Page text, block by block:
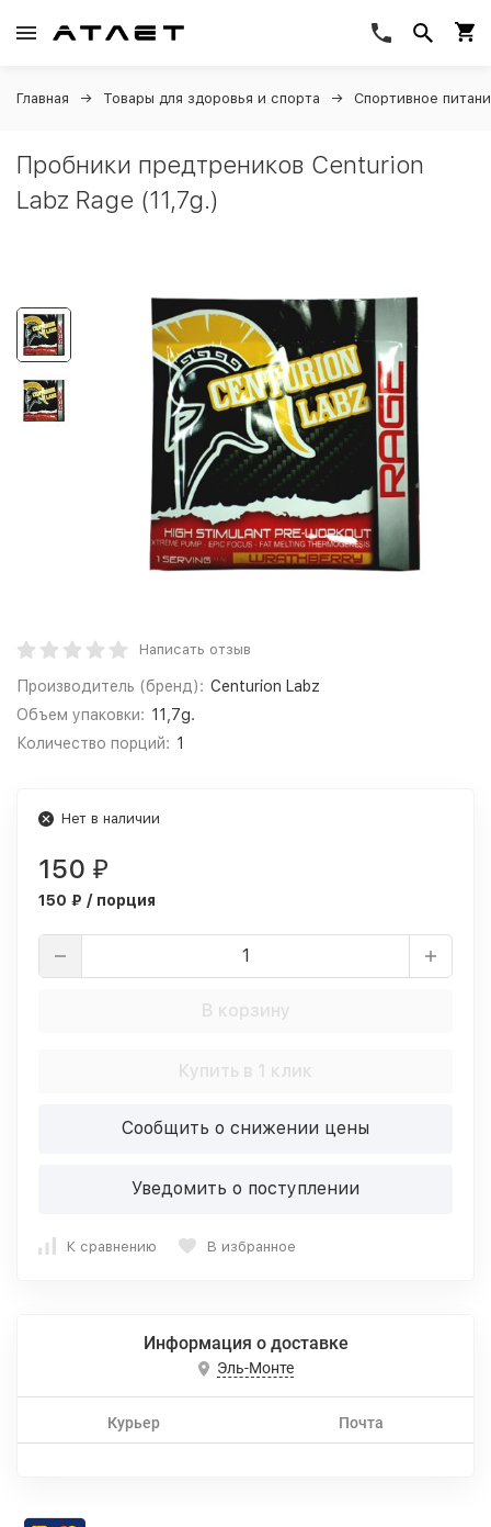
Главная Товары для здоровья и спорта Спортивное
Пробники предтреников Centurion
Labz Rage (11,7g.)
Написать отзыв
Производитель (бренд): Centurion Labz
Объем упаковки: 11,7g.
Количество порций: 1
Нет в наличии
150 ₽
150 ₽ / порция
В корзину
Купить в 1 клик
Сообщить о снижении цены
Уведомить о поступлении
К сравнению В избранное
Информация о доставке
Эль-Монте
Курьер Почта